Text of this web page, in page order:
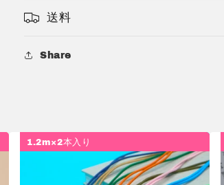
送料
Share
1.2m×2本入り